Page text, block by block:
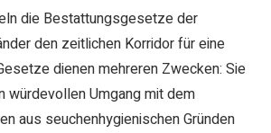
die Bestattungsgesetze der
den zeitlichen Korridor für eine
dienen mehreren Zwecken: Sie
würdevollen Umgang mit dem
aus seuchenhygienischen Gründen